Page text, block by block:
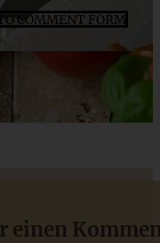
mit Kichererbsen
COMMENT FORM
einen